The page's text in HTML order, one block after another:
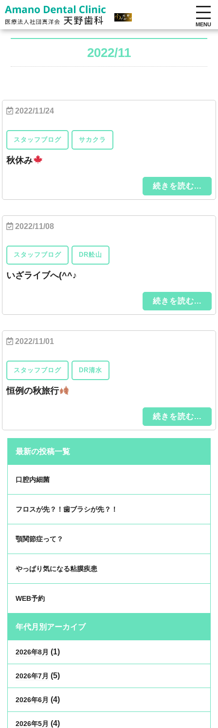
MENU
2022/11
2022/11/24
スタッフブログ サカクラ
秋休み
続きを読む...
2022/11/08
スタッフブログ DR舩山
いざライブへ(^^♪
続きを読む...
2022/11/01
スタッフブログ DR清水
恒例の秋旅行
続きを読む...
最新の投稿一覧
口腔内細菌
フロスが先？！歯ブラシが先？！
顎関節症って？
やっぱり気になる粘膜疾患
WEB予約
年代月別アーカイブ
2026年8月 (1)
2026年7月 (5)
2026年6月 (4)
2026年5月 (4)